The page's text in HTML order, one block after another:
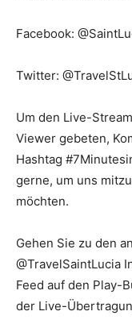
Facebook:
Twitter:
Um den Live-
Viewer gebeten,
Hashtag
gerne, um uns
möchten.
Gehen Sie zu den
@TravelSaintLucia
Feed auf den Play-
der Live-